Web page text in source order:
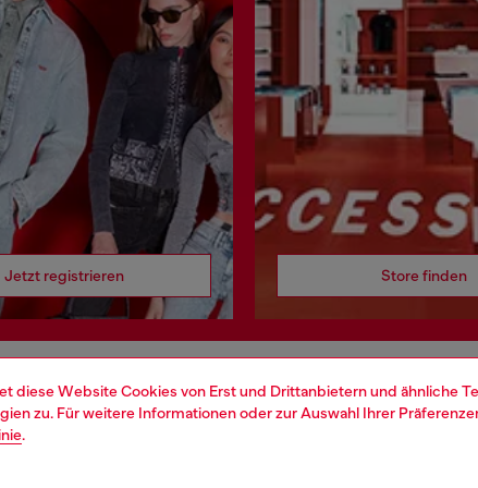
diese Website Cookies von Erst und Drittanbietern und ähnliche
zu. Für weitere Informationen oder zur Auswahl Ihrer
.
Jetzt registrieren Store finden
RECHTLICHES WORLD OF DIESEL